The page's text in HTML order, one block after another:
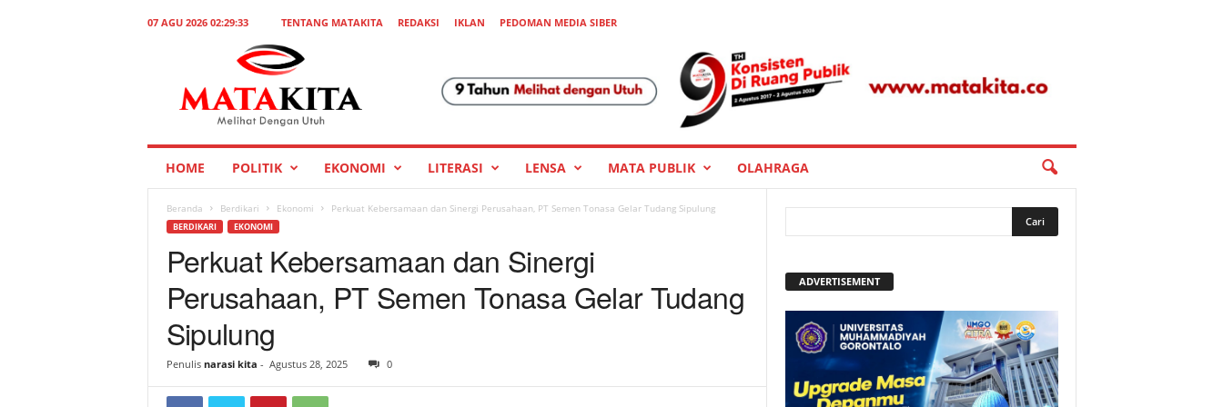
07 AGU 2026 02:29:33 TENTANG MATAKITA REDAKSI IKLAN
PEDOMAN MEDIA SIBER
HOME POLITIK EKONOMI LITERASI LENSA MATA PUBLIK OLAHRAGA
Beranda Berdikari Ekonomi Perkuat Kebersamaan dan Sinergi Perusahaan, PT Semen Tonasa Gelar Tudang Sipulung
BERDIKARI EKONOMI
Perkuat Kebersamaan dan Sinergi
Perusahaan, PT Semen Tonasa Gelar Tudang
Sipulung
Penulis narasi kita - Agustus 28, 2025 0
ADVERTISEMENT